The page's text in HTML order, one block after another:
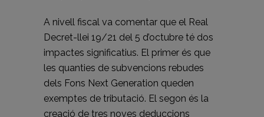
A nivell fiscal va comentar que el Real
Decret-llei 19/21 del 5 d’octubre té dos
impactes significatius. El primer és que
les quanties de subvencions rebudes
dels Fons Next Generation queden
exemptes de tributació. El segon és la
creació de tres noves deduccions